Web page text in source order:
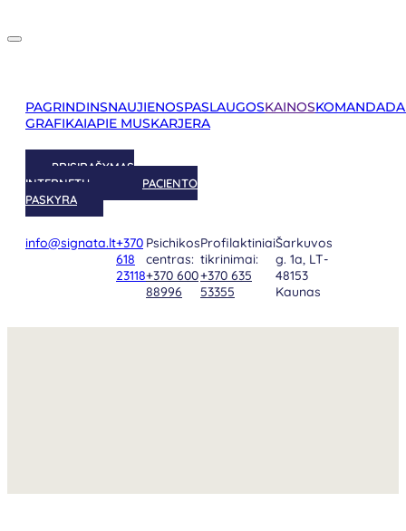
PAGRINDINSNAUJIENOSPASLAUGOSKAINOSKOMANDA
GRAFIKAIAPIE MUSKARJERA
PRISIRAŠYMAS
INTERNETU
PACIENTO
PASKYRA
info@signata.lt+370
618
23118
Psichikos
centras:
+370 600
88996
Profilaktiniai
tikrinimai:
+370 635
53355
Šarkuvos
g. 1a, LT-
48153
Kaunas